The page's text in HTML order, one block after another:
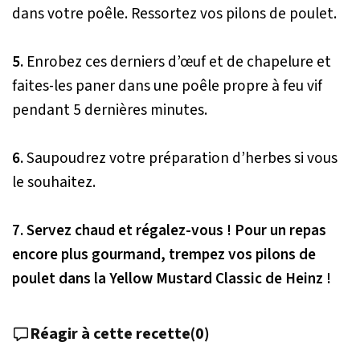
dans votre poêle. Ressortez vos pilons de poulet.
5. Enrobez ces derniers d’œuf et de chapelure et
faites-les paner dans une poêle propre à feu vif
pendant 5 dernières minutes.
6.Saupoudrez votre préparation d’herbes si vous
le souhaitez.
7. Servez chaud et régalez-vous ! Pour un repas
encore plus gourmand, trempez vos pilons de
poulet dans la Yellow Mustard Classic de Heinz !
Réagir à cette recette(0)